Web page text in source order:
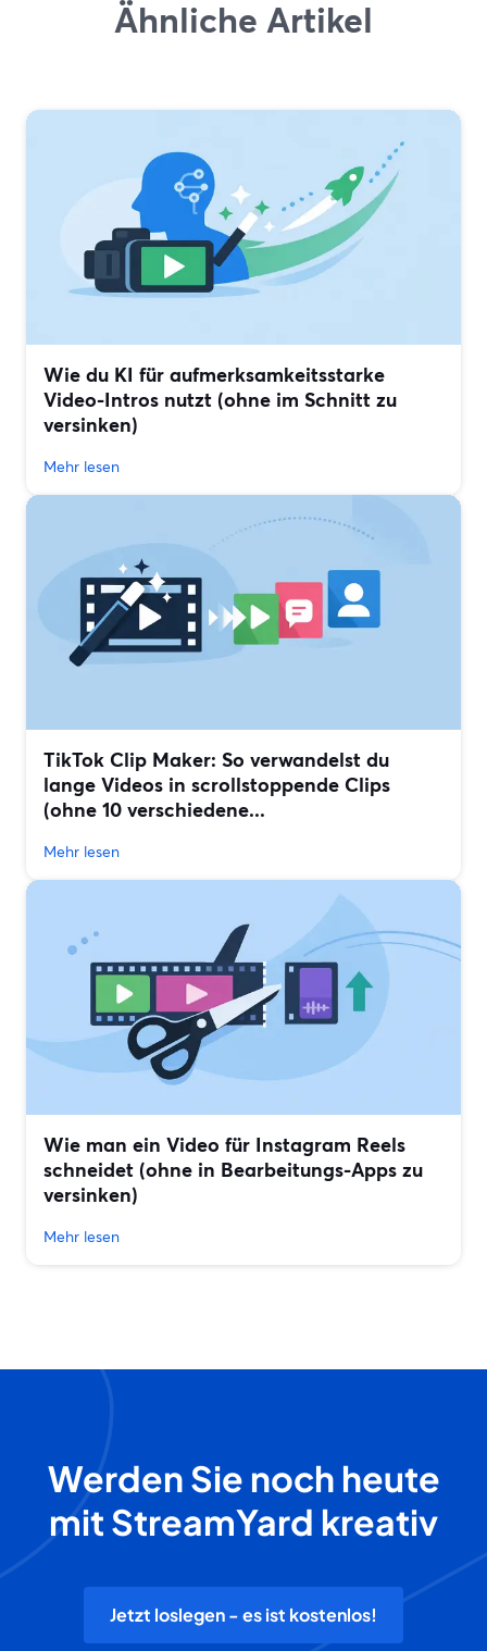
Ähnliche Artikel
Wie du KI für aufmerksamkeitsstarke
Video-Intros nutzt (ohne im Schnitt zu
versinken)
Mehr lesen
TikTok Clip Maker: So verwandelst du
lange Videos in scrollstoppende Clips
(ohne 10 verschiedene...
Mehr lesen
Wie man ein Video für Instagram Reels
schneidet (ohne in Bearbeitungs-Apps zu
versinken)
Mehr lesen
Werden Sie noch heute
mit StreamYard kreativ
Jetzt loslegen - es ist kostenlos!